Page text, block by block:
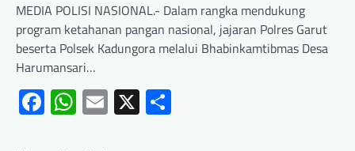
MEDIA POLISI NASIONAL.- Dalam rangka mendukung
program ketahanan pangan nasional, jajaran Polres Garut
beserta Polsek Kadungora melalui Bhabinkamtibmas Desa
Harumansari…
Facebook
WhatsApp
Email
X